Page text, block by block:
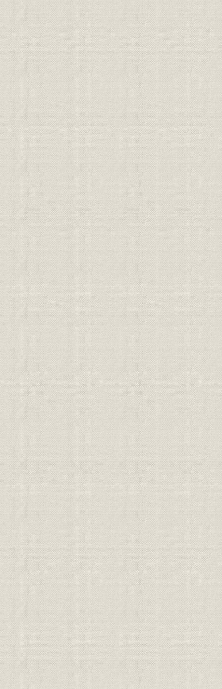
広告宣伝 大広制作賞・DYA賞表彰リスト 1970年度
広告宣伝
大広および大広社員の栄えある
記録一覧
1993年10
沿革 年表
年)
参考文献 主要参考文献